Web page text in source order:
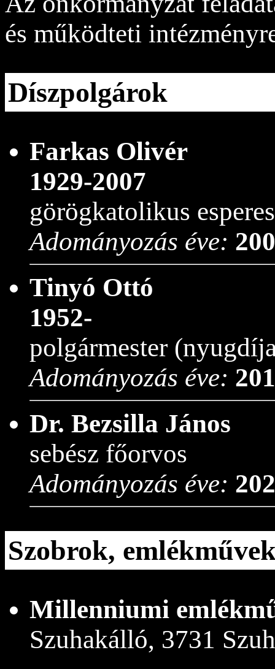
és működteti
Díszpolgárok
Farkas Olivér
1929-2007
görögkatolikus esperes
Adományozás éve:
Tinyó Ottó
1952-
polgármester
Adományozás éve:
Dr. Bezsilla János
sebész főorvos
Adományozás éve:
Szobrok,
Millenniumi
Szuhakálló, 3731